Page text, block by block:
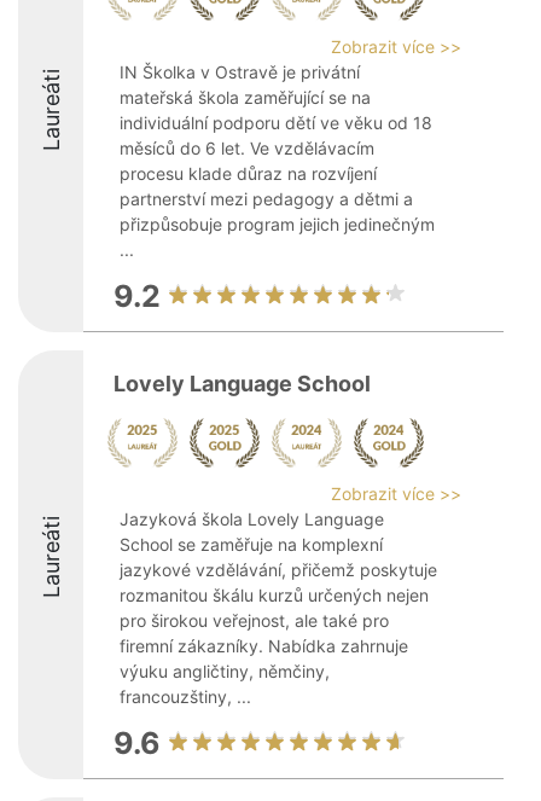
Laureáti
Zobrazit více >>
IN Školka v Ostravě je privátní
mateřská škola zaměřující se na
individuální podporu dětí ve věku od 18
měsíců do 6 let. Ve vzdělávacím
procesu klade důraz na rozvíjení
partnerství mezi pedagogy a dětmi a
přizpůsobuje program jejich jedinečným
...
9.2
Laureáti
Lovely Language School
Zobrazit více >>
Jazyková škola Lovely Language
School se zaměřuje na komplexní
jazykové vzdělávání, přičemž poskytuje
rozmanitou škálu kurzů určených nejen
pro širokou veřejnost, ale také pro
firemní zákazníky. Nabídka zahrnuje
výuku angličtiny, němčiny,
francouzštiny, ...
9.6